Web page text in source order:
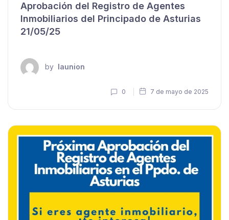
Aprobación del Registro de Agentes
Inmobiliarios del Principado de Asturias
21/05/25
by launion
0 7 de mayo de 2025